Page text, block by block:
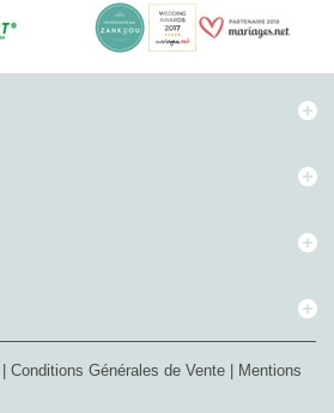
| Conditions Générales de Vente
| Mentions